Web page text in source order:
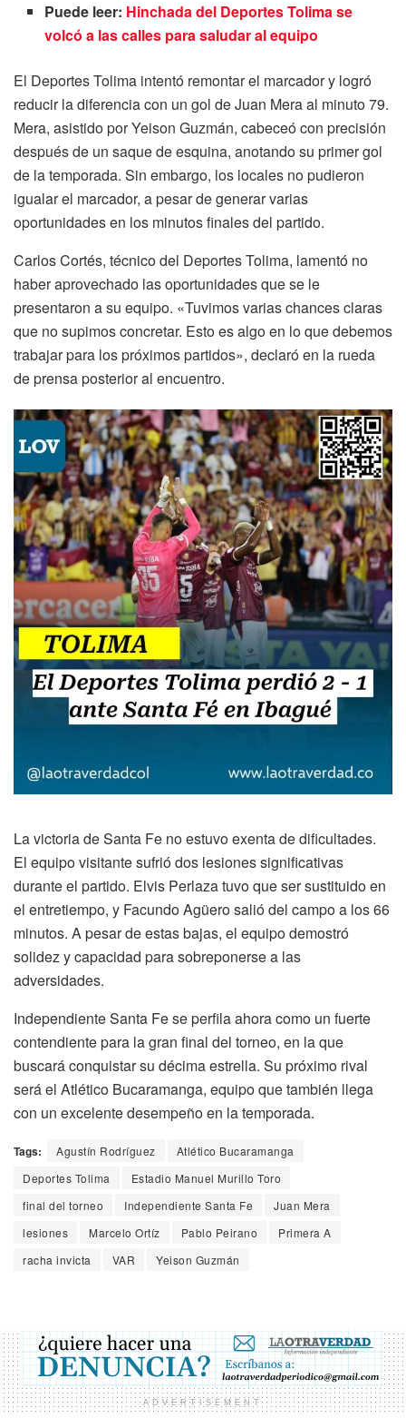
Puede leer: Hinchada del Deportes Tolima se
volcó a las calles para saludar al equipo
El Deportes Tolima intentó remontar el marcador y logró
reducir la diferencia con un gol de Juan Mera al minuto 79.
Mera, asistido por Yeison Guzmán, cabeceó con precisión
después de un saque de esquina, anotando su primer gol
de la temporada. Sin embargo, los locales no pudieron
igualar el marcador, a pesar de generar varias
oportunidades en los minutos finales del partido.
Carlos Cortés, técnico del Deportes Tolima, lamentó no
haber aprovechado las oportunidades que se le
presentaron a su equipo. «Tuvimos varias chances claras
que no supimos concretar. Esto es algo en lo que debemos
trabajar para los próximos partidos», declaró en la rueda
de prensa posterior al encuentro.
La victoria de Santa Fe no estuvo exenta de dificultades.
El equipo visitante sufrió dos lesiones significativas
durante el partido. Elvis Perlaza tuvo que ser sustituido en
el entretiempo, y Facundo Agüero salió del campo a los 66
minutos. A pesar de estas bajas, el equipo demostró
solidez y capacidad para sobreponerse a las
adversidades.
Independiente Santa Fe se perfila ahora como un fuerte
contendiente para la gran final del torneo, en la que
buscará conquistar su décima estrella. Su próximo rival
será el Atlético Bucaramanga, equipo que también llega
con un excelente desempeño en la temporada.
Tags: Agustín Rodríguez
Atlético Bucaramanga
Deportes Tolima
Estadio Manuel Murillo Toro
final del torneo
Independiente Santa Fe
Juan Mera
lesiones
Marcelo Ortíz Pablo Peirano
Primera A
racha invicta
VAR Yeison Guzmán
ADVERTISEMENT